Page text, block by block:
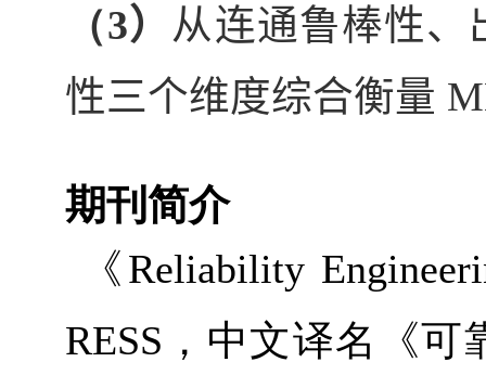
（3） 从连通鲁棒性、
性三个维度综合衡量
期刊简介
《 Reliability
RESS ，中文译名《